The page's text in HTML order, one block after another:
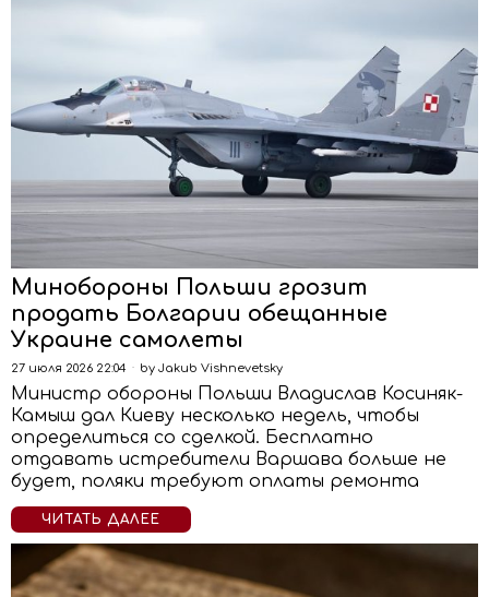
Минобороны Польши грозит
продать Болгарии обещанные
Украине самолеты
27 июля 2026 22:04 by Jakub Vishnevetsky
Министр обороны Польши Владислав Косиняк-
Камыш дал Киеву несколько недель, чтобы
определиться со сделкой. Бесплатно
отдавать истребители Варшава больше не
будет, поляки требуют оплаты ремонта
ЧИТАТЬ ДАЛЕЕ